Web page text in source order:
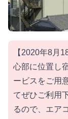
【2020年8月
心部に位置し
ービスをご用
てぜひご利用
るので、エア